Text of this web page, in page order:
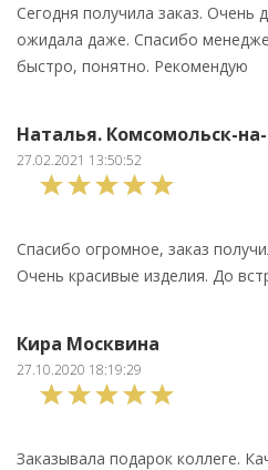
Сегодня получила заказ. Очень
ожидала даже. Спасибо
быстро, понятно. Рекомендую
Наталья. Комсомольск-
27.02.2021 13:50:52
Спасибо огромное, заказ
Очень красивые изделия. До
Кира Москвина
27.10.2020 18:19:29
Заказывала подарок коллеге.